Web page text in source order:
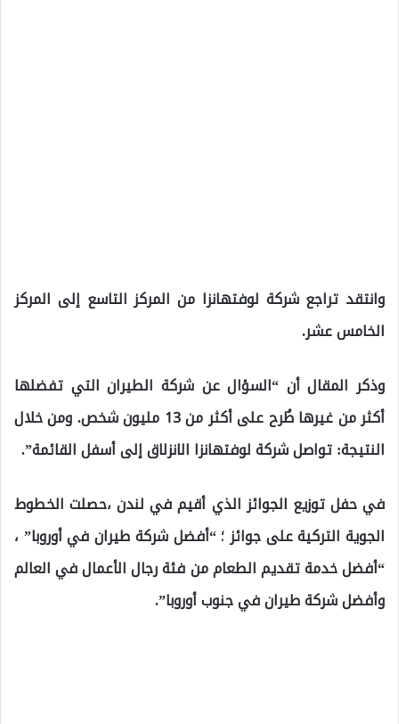
وانتقد تراجع شركة لوفتهانزا من المركز التاسع إلى المركز
الخامس عشر.
وذكر المقال أن “السؤال عن شركة الطيران التي تفضلها
أكثر من غيرها طُرح على أكثر من 13 مليون شخص. ومن خلال
النتيجة: تواصل شركة لوفتهانزا الانزلاق إلى أسفل القائمة”.
في حفل توزيع الجوائز الذي أقيم في لندن ،حصلت الخطوط
الجوية التركية على جوائز ؛ “أفضل شركة طيران في أوروبا” ،
“أفضل خدمة تقديم الطعام من فئة رجال الأعمال في العالم
وأفضل شركة طيران في جنوب أوروبا”.